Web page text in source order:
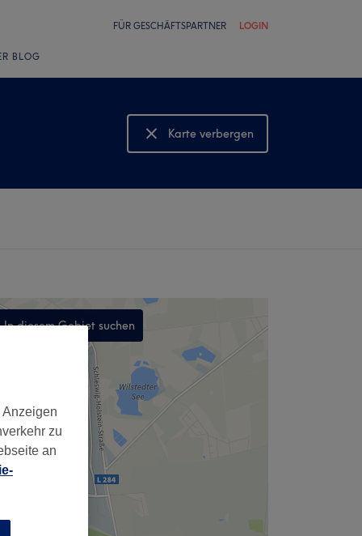
FÜR GESCHÄFTSPARTNER LOGIN
BLOG
Karte verbergen
Karte anzeigen
In diesem Gebiet suchen
zu
an